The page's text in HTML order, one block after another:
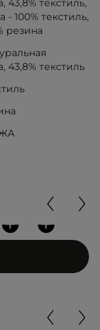
43,8% текстиль,
- 100% текстиль,
резина
43,8% текстиль
+ +